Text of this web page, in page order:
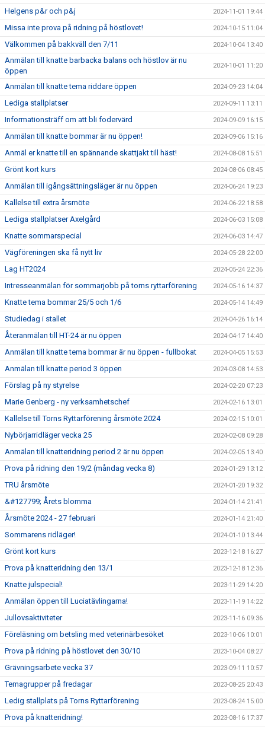
Helgens p&r och p&j 2024-11-01 19:44
Missa inte prova på ridning på höstlovet! 2024-10-15 11:04
Välkommen på bakkväll den 7/11 2024-10-04 13:40
Anmälan till knatte barbacka balans och höstlov är nu
öppen
2024-10-01 11:20
Anmälan till knatte tema riddare öppen 2024-09-23 14:04
Lediga stallplatser 2024-09-11 13:11
Informationsträff om att bli fodervärd 2024-09-09 16:15
Anmälan till knatte bommar är nu öppen! 2024-09-06 15:16
Anmäl er knatte till en spännande skattjakt till häst! 2024-08-08 15:51
Grönt kort kurs 2024-08-06 08:45
Anmälan till igångsättningsläger är nu öppen 2024-06-24 19:23
Kallelse till extra årsmöte 2024-06-22 18:58
Lediga stallplatser Axelgård 2024-06-03 15:08
Knatte sommarspecial 2024-06-03 14:47
Vägföreningen ska få nytt liv 2024-05-28 22:00
Lag HT2024 2024-05-24 22:36
Intresseanmälan för sommarjobb på torns ryttarförening 2024-05-16 14:37
Knatte tema bommar 25/5 och 1/6 2024-05-14 14:49
Studiedag i stallet 2024-04-26 16:14
Återanmälan till HT-24 är nu öppen 2024-04-17 14:40
Anmälan till knatte tema bommar är nu öppen - fullbokat 2024-04-05 15:53
Anmälan till knatte period 3 öppen 2024-03-08 14:53
Förslag på ny styrelse 2024-02-20 07:23
Marie Genberg - ny verksamhetschef 2024-02-16 13:01
Kallelse till Torns Ryttarförening årsmöte 2024 2024-02-15 10:01
Nybörjarridläger vecka 25 2024-02-08 09:28
Anmälan till knatteridning period 2 är nu öppen 2024-02-05 13:40
Prova på ridning den 19/2 (måndag vecka 8) 2024-01-29 13:12
TRU årsmöte 2024-01-20 19:32
&#127799; Årets blomma 2024-01-14 21:41
Årsmöte 2024 - 27 februari 2024-01-14 21:40
Sommarens ridläger! 2024-01-10 13:44
Grönt kort kurs 2023-12-18 16:27
Prova på knatteridning den 13/1 2023-12-18 12:36
Knatte julspecial! 2023-11-29 14:20
Anmälan öppen till Luciatävlingarna! 2023-11-19 14:22
Jullovsaktiviteter 2023-11-16 09:36
Föreläsning om betsling med veterinärbesöket 2023-10-06 10:01
Prova på ridning på höstlovet den 30/10 2023-10-04 08:27
Grävningsarbete vecka 37 2023-09-11 10:57
Temagrupper på fredagar 2023-08-25 20:43
Ledig stallplats på Torns Ryttarförening 2023-08-24 15:00
Prova på knatteridning! 2023-08-16 17:37